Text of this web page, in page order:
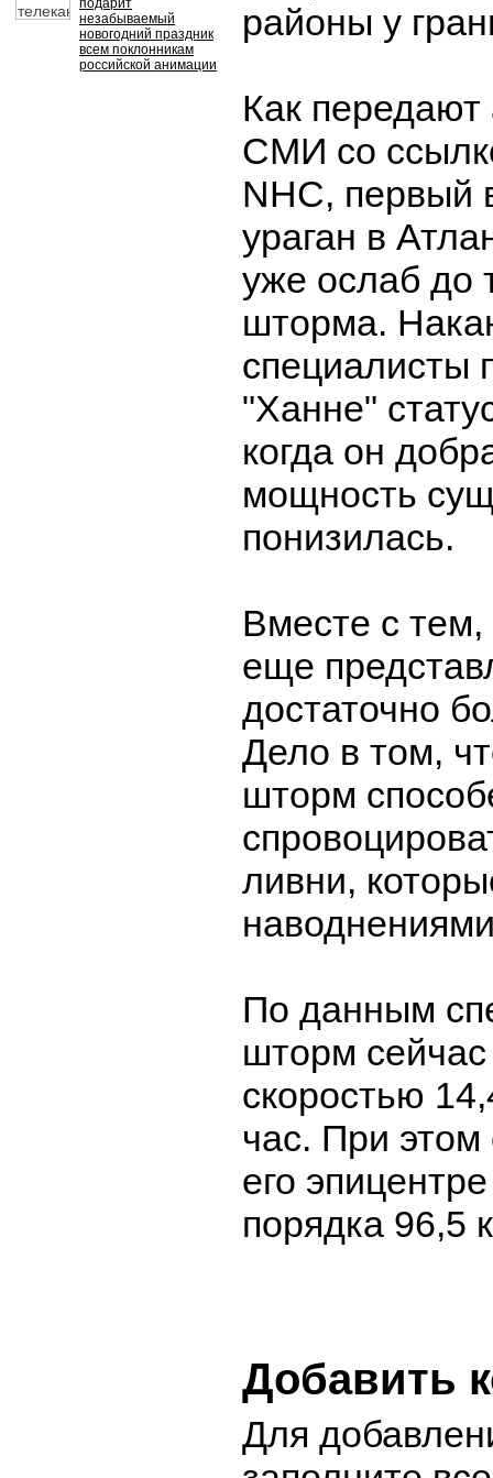
подарит
незабываемый
новогодний праздник
всем поклонникам
российской анимации
районы у
Как
СМИ со
NHC, первый
ураган в
уже ослаб до
шторма.
специалисты
"Ханне"
когда он
мощность
понизилась.
Вместе с
еще
достаточно
Дело в том,
шторм
ливни,
По данным
шторм
скоростью
час. При этом
его
порядка 96,5
Добавить
Для